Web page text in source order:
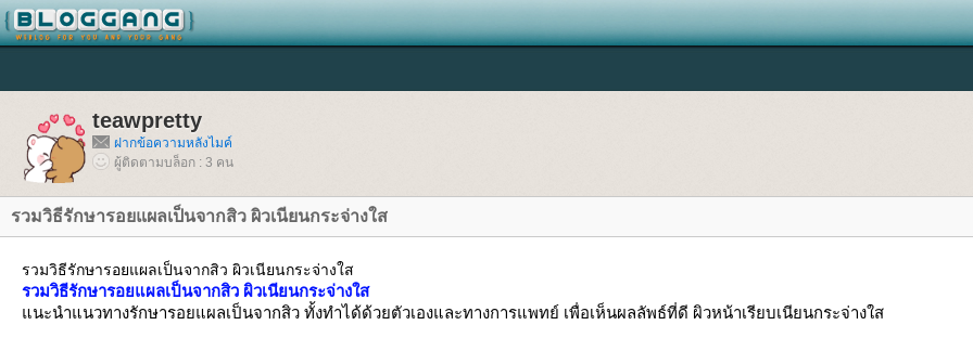
teawpretty
ฝากข้อความหลังไมค์
ผู้ติดตามบล็อก : 3 คน
รวมวิธีรักษารอยแผลเป็นจากสิว ผิวเนียนกระจ่างใส
รวมวิธีรักษารอยแผลเป็นจากสิว ผิวเนียนกระจ่างใส
รวมวิธีรักษารอยแผลเป็นจากสิว ผิวเนียนกระจ่างใส
นะนำแนวทางรักษารอยแผลเป็นจากสิว ทั้งทำได้ด้วยตัวเองและทางการแพทย์ เพื่อเห็นผลลัพธ์ที่ดี ผิวหน้าเรียบเนียนกระจ่างใส